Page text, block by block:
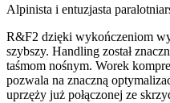
Alpinista i entuzjasta
R&F2 dzięki wykończeniom
szybszy. Handling został
taśmom nośnym. Worek
pozwala na znaczną
uprzęży już połączonej ze